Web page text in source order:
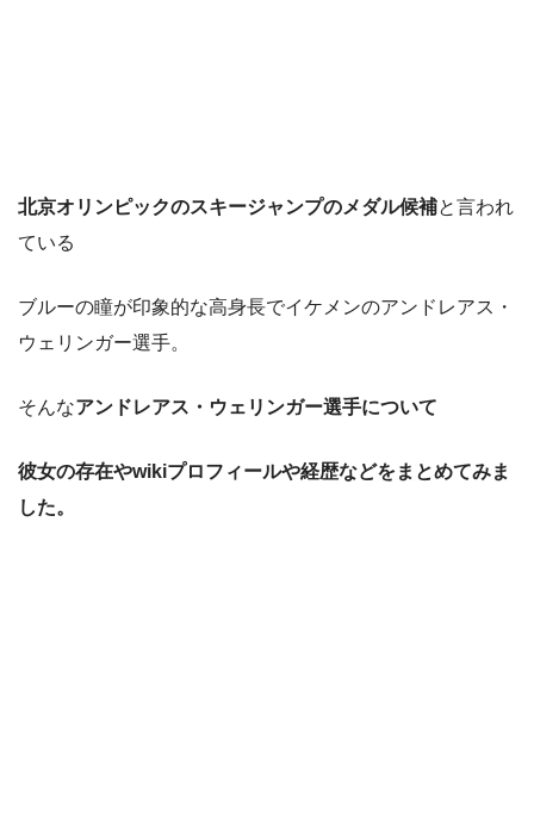
北京オリンピックのスキージャンプのメダル候補と言われ
ている
ブルーの瞳が印象的な高身長でイケメンのアンドレアス・
ウェリンガー選手。
そんなアンドレアス・ウェリンガー選手について
彼女の存在やwikiプロフィールや経歴などをまとめてみま
した。